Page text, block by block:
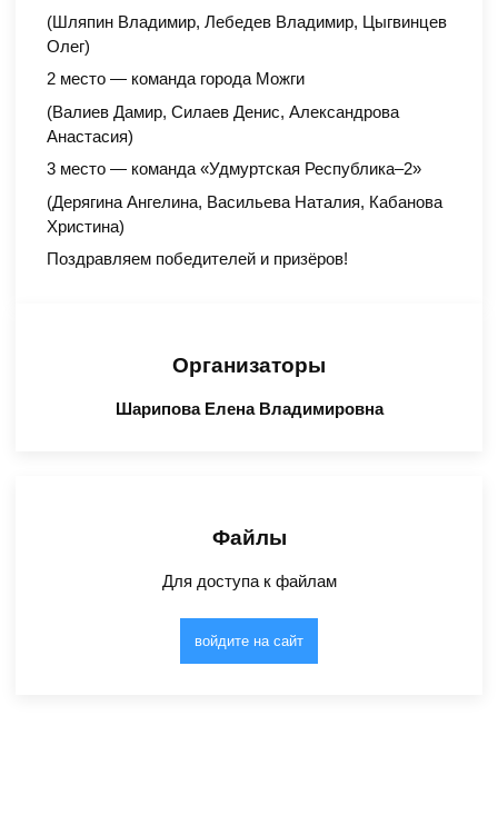
(Шляпин Владимир, Лебедев Владимир, Цыгвинцев
Олег)
2 место — команда города Можги
(Валиев Дамир, Силаев Денис, Александрова
Анастасия)
3 место — команда «Удмуртская Республика–2»
(Дерягина Ангелина, Васильева Наталия, Кабанова
Христина)
Поздравляем победителей и призёров!
Организаторы
Шарипова Елена Владимировна
Файлы
Для доступа к файлам
войдите на сайт